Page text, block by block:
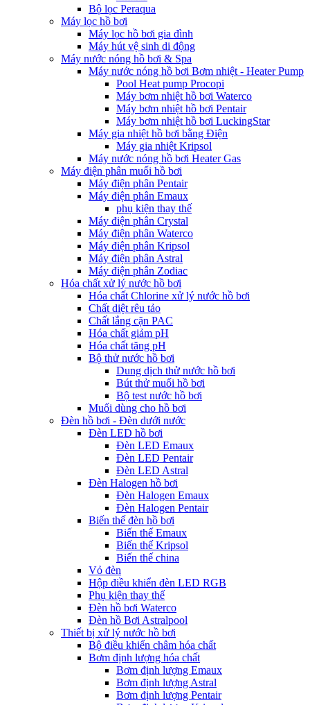
Bộ lọc Peraqua
Máy lọc hồ bơi
Máy lọc hồ bơi gia đình
Máy hút vệ sinh di động
Máy nước nóng hồ bơi & Spa
Máy nước nóng hồ bơi Bơm nhiệt - Heater Pump
Pool Heat pump Procopi
Máy bơm nhiệt hồ bơi Waterco
Máy bơm nhiệt hồ bơi Pentair
Máy bơm nhiệt hồ bơi LuckingStar
Máy gia nhiệt hồ bơi bằng Điện
Máy gia nhiệt Kripsol
Máy nước nóng hồ bơi Heater Gas
Máy điện phân muối hồ bơi
Máy điện phân Pentair
Máy điện phân Emaux
phụ kiện thay thế
Máy điện phân Crystal
Máy điện phân Waterco
Máy điện phân Kripsol
Máy điện phân Astral
Máy điện phân Zodiac
Hóa chất xử lý nước hồ bơi
Hóa chất Chlorine xử lý nước hồ bơi
Chất diệt rêu tảo
Chất lắng cặn PAC
Hóa chất giảm pH
Hóa chất tăng pH
Bộ thử nước hồ bơi
Dung dịch thử nước hồ bơi
Bút thử muối hồ bơi
Bộ test nước hồ bơi
Muối dùng cho hồ bơi
Đèn hồ bơi - Đèn dưới nước
Đèn LED hồ bơi
Đèn LED Emaux
Đèn LED Pentair
Đèn LED Astral
Đèn Halogen hồ bơi
Đèn Halogen Emaux
Đèn Halogen Pentair
Biến thế đèn hồ bơi
Biến thế Emaux
Biến thế Kripsol
Biến thế china
Vỏ đèn
Hộp điều khiển đèn LED RGB
Phụ kiện thay thế
Đèn hồ bơi Waterco
Đèn hồ Bơi Astralpool
Thiết bị xử lý nước hồ bơi
Bộ điều khiển châm hóa chất
Bơm định lượng hóa chất
Bơm định lượng Emaux
Bơm định lượng Astral
Bơm định lượng Pentair